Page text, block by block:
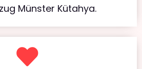
Münster Kütahya.